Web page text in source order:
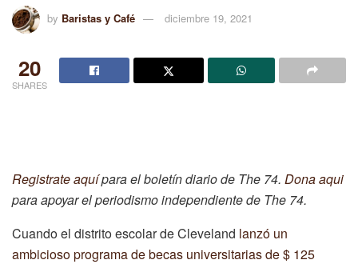
by Baristas y Café diciembre 19, 2021
20
SHARES
Registrate aquípara el boletín diario de The 74. Dona aqui
para apoyar el periodismo independiente de The 74.
Cuando el distrito escolar de Cleveland lanzó un
ambicioso programa de becas universitarias de $ 125